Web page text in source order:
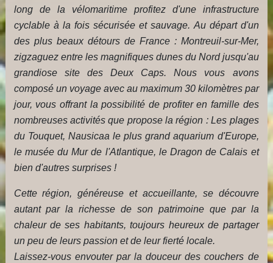
long de la vélomaritime profitez d'une infrastructure
cyclable à la fois sécurisée et sauvage. Au départ d'un
des plus beaux détours de France : Montreuil-sur-Mer,
zigzaguez entre les magnifiques dunes du Nord jusqu'au
grandiose site des Deux Caps. Nous vous avons
composé un voyage avec au maximum 30 kilomètres par
jour, vous offrant la possibilité de profiter en famille des
nombreuses activités que propose la région : Les plages
du Touquet, Nausicaa le plus grand aquarium d'Europe,
le musée du Mur de l'Atlantique, le Dragon de Calais et
bien d'autres surprises !
Cette région, généreuse et accueillante, se découvre
autant par la richesse de son patrimoine que par la
chaleur de ses habitants, toujours heureux de partager
un peu de leurs passion et de leur fierté locale.
Laissez-vous envouter par la douceur des couchers de